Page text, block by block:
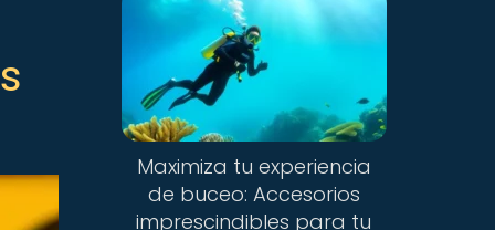
Maximiza tu experiencia
de buceo: Accesorios
imprescindibles para tu